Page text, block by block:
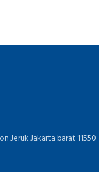
Jeruk Jakarta barat 11550